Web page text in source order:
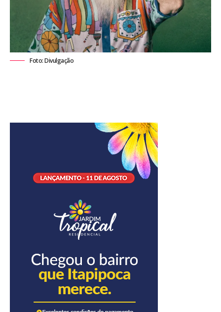
Foto: Divulgação